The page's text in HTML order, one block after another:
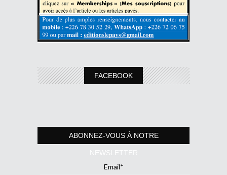
FACEBOOK
ABONNEZ-VOUS À NOTRE
NEWSLETTER
Email*